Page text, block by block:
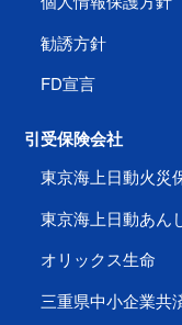
勧誘方針
FD宣言
引受保険会社
東京海上日動火災
東京海上日動あん
オリックス生命
三重県中小企業共